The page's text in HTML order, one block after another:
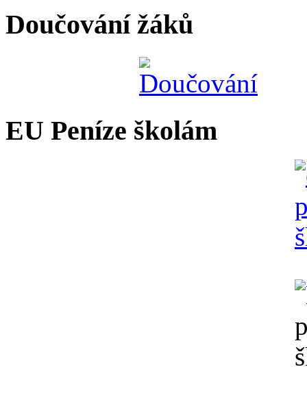
Doučování žáků
EU Peníze školám